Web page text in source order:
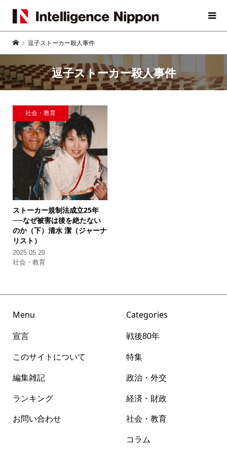
逗子ストーカー殺人事件
逗子ストーカー殺人事件
社会・教育
ストーカー規制法成立25年
──なぜ被害は後を絶たない
のか（下） 清水 潔（ジャーナ
リスト）
2025.05.29
社会・教育
Menu
宣言
このサイトについて
編集雑記
ランキング
お問い合わせ
Categories
戦後80年
特集
政治・外交
経済・財政
社会・教育
コラム